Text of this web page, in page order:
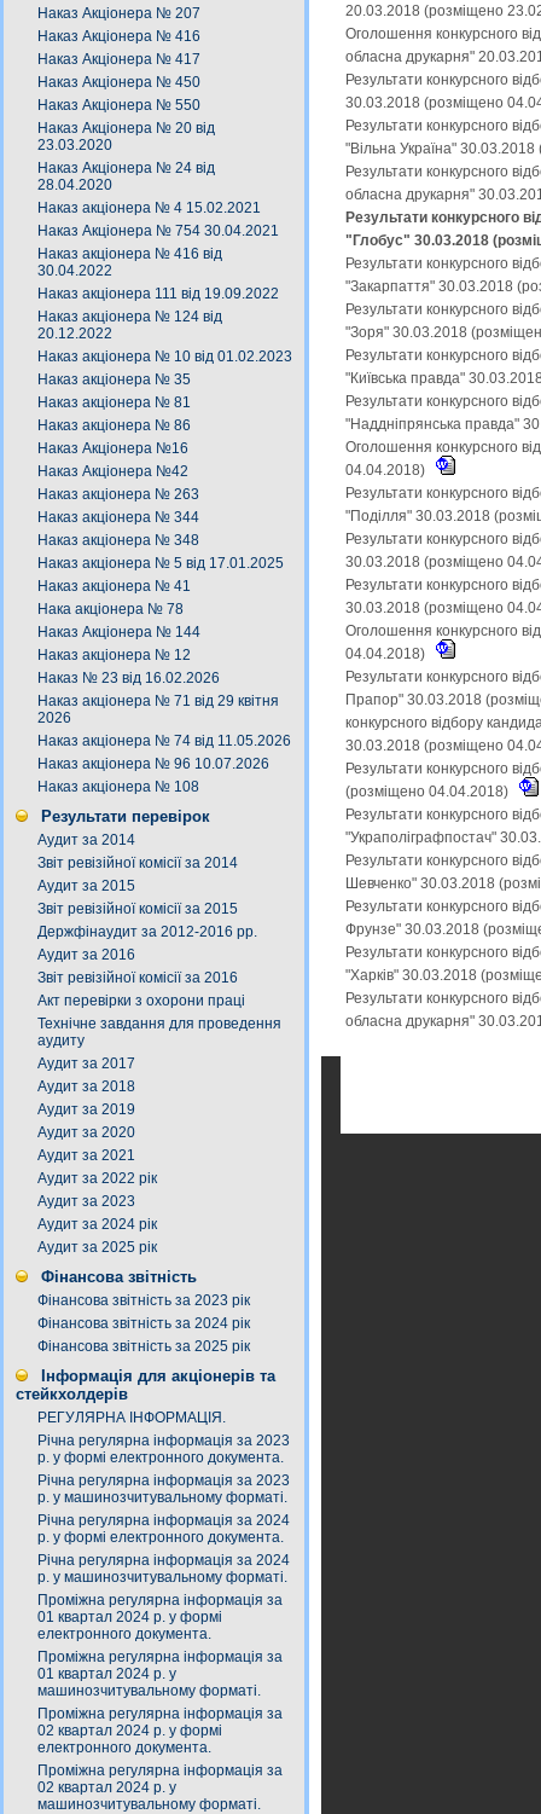
Наказ Акціонера № 207
Наказ Акціонера № 416
Наказ Акціонера № 417
Наказ Акціонера № 450
Наказ Акціонера № 550
Наказ Акціонера № 20 від
23.03.2020
Наказ Акціонера № 24 від
28.04.2020
Наказ акціонера № 4 15.02.2021
Наказ Акціонера № 754 30.04.2021
Наказ акціонера № 416 від
30.04.2022
Наказ акціонера 111 від 19.09.2022
Наказ акціонера № 124 від
20.12.2022
Наказ акціонера № 10 від 01.02.2023
Наказ акціонера № 35
Наказ акціонера № 81
Наказ акціонера № 86
Наказ Акціонера №16
Наказ Акціонера №42
Наказ акціонера № 263
Наказ акціонера № 344
Наказ акціонера № 348
Наказ акціонера № 5 від 17.01.2025
Наказ акціонера № 41
Нака акціонера № 78
Наказ Акціонера № 144
Наказ акціонера № 12
Наказ № 23 від 16.02.2026
Наказ акціонера № 71 від 29 квітня
2026
Наказ акціонера № 74 від 11.05.2026
Наказ акціонера № 96 10.07.2026
Наказ акціонера № 108
Результати перевірок
Аудит за 2014
Звіт ревізійної комісії за 2014
Аудит за 2015
Звіт ревізійної комісії за 2015
Держфінаудит за 2012-2016 рр.
Аудит за 2016
Звіт ревізійної комісії за 2016
Акт перевірки з охорони праці
Технічне завдання для проведення
аудиту
Аудит за 2017
Аудит за 2018
Аудит за 2019
Аудит за 2020
Аудит за 2021
Аудит за 2022 рік
Аудит за 2023
Аудит за 2024 рік
Аудит за 2025 рік
Фінансова звітність
Фінансова звітність за 2023 рік
Фінансова звітність за 2024 рік
Фінансова звітність за 2025 рік
Інформація для акціонерів та
стейкхолдерів
РЕГУЛЯРНА ІНФОРМАЦІЯ.
Річна регулярна інформація за 2023
р. у формі електронного документа.
Річна регулярна інформація за 2023
р. у машинозчитувальному форматі.
Річна регулярна інформація за 2024
р. у формі електронного документа.
Річна регулярна інформація за 2024
р. у машинозчитувальному форматі.
Проміжна регулярна інформація за
01 квартал 2024 р. у формі
електронного документа.
Проміжна регулярна інформація за
01 квартал 2024 р. у
машинозчитувальному форматі.
Проміжна регулярна інформація за
02 квартал 2024 р. у формі
електронного документа.
Проміжна регулярна інформація за
02 квартал 2024 р. у
машинозчитувальному форматі.
20.03.2018 (розміщено
Оголошення конкурсного
обласна друкарня"
Результати конкурсного
30.03.2018 (розміщено
Результати конкурсного
"Вільна Україна"
Результати конкурсного
обласна друкарня"
Результати конкурсного
"Глобус" 30.03.2018
Результати конкурсного
"Закарпаття" 30.03.2018
Результати конкурсного
"Зоря" 30.03.2018
Результати конкурсного
"Київська правда"
Результати конкурсного
"Наддніпрянська правда"
Оголошення конкурсного
04.04.2018)
Результати конкурсного
"Поділля" 30.03.2018
Результати конкурсного
30.03.2018 (розміщено
Результати конкурсного
30.03.2018 (розміщено
Оголошення конкурсного
04.04.2018)
Результати конкурсного
Прапор" 30.03.2018
конкурсного відбору
30.03.2018 (розміщено
Результати конкурсного
(розміщено 04.04.2018)
Результати конкурсного
"Украполіграфпостач"
Результати конкурсного
Шевченко" 30.03.2018
Результати конкурсного
Фрунзе" 30.03.2018
Результати конкурсного
"Харків" 30.03.2018
Результати конкурсного
обласна друкарня"